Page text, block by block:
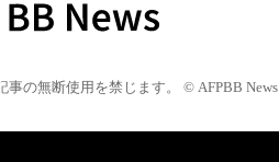
事の無断使用を禁じます。 © AFPBB News